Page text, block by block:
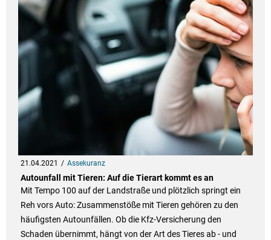
21.04.2021 Assekuranz
Autounfall mit Tieren: Auf die Tierart kommt es an
Mit Tempo 100 auf der Landstraße und plötzlich springt ein
Reh vors Auto: Zusammenstöße mit Tieren gehören zu den
häufigsten Autounfällen. Ob die Kfz-Versicherung den
Schaden übernimmt, hängt von der Art des Tieres ab - und